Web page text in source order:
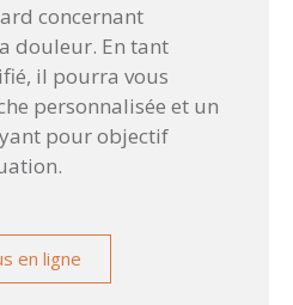
concernant
douleur. En tant
il pourra vous
personnalisée et un
pour objectif
en ligne